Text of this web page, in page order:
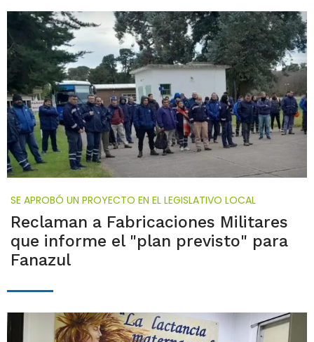
SE APROBÓ UN PROYECTO EN EL LEGISLATIVO LOCAL
Reclaman a Fabricaciones Militares
que informe el "plan previsto" para
Fanazul